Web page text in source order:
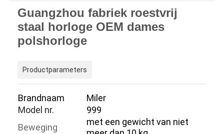
Guangzhou fabriek roestvrij
staal horloge OEM dames
polshorloge
Productparameters
Brandnaam
Miler
Model nr.
999
Beweging
met een gewicht van niet